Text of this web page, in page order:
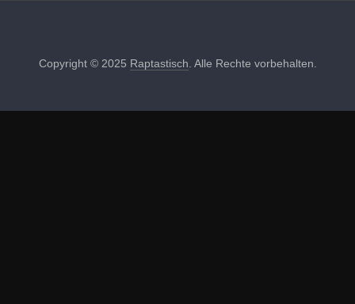
Copyright © 2025 Raptastisch. Alle Rechte vorbehalten.